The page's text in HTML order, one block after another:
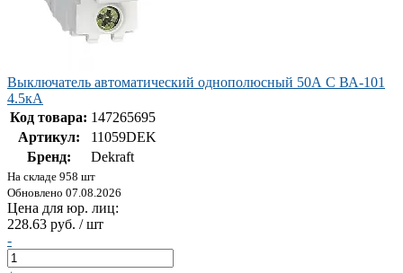
Выключатель автоматический однополюсный 50А С ВА-101
4.5кА
Код товара: 147265695
Артикул:
11059DEK
Бренд:
Dekraft
На складе 958 шт
Обновлено 07.08.2026
Цена для юр. лиц:
228.63 руб. / шт
-